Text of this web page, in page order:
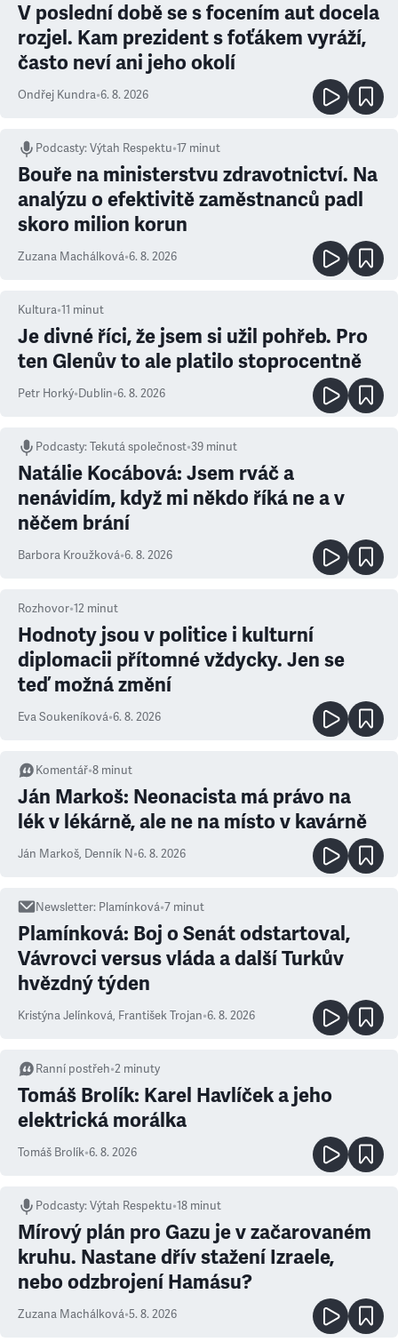
V poslední době se s focením aut docela
rozjel. Kam prezident s foťákem vyráží,
často neví ani jeho okolí
Ondřej Kundra•6. 8. 2026
Podcasty:Výtah Respektu•17 minut
Bouře na ministerstvu zdravotnictví. Na
analýzu o efektivitě zaměstnanců padl
skoro milion korun
Zuzana Machálková•6. 8. 2026
Kultura•11 minut
Je divné říci, že jsem si užil pohřeb. Pro
ten Glenův to ale platilo stoprocentně
Petr Horký•Dublin•6. 8. 2026
Podcasty:Tekutá společnost•39 minut
Natálie Kocábová: Jsem rváč a
nenávidím, když mi někdo říká ne a v
něčem brání
Barbora Kroužková•6. 8. 2026
Rozhovor•12 minut
Hodnoty jsou v politice i kulturní
diplomacii přítomné vždycky. Jen se
teď možná změní
Eva Soukeníková•6. 8. 2026
Komentář•8 minut
Ján Markoš: Neonacista má právo na
lék v lékárně, ale ne na místo v kavárně
Ján Markoš, Denník N•6. 8. 2026
Newsletter: Plamínková•7 minut
Plamínková: Boj o Senát odstartoval,
Vávrovci versus vláda a další Turkův
hvězdný týden
Kristýna Jelínková, František Trojan•6. 8. 2026
Ranní postřeh•2 minuty
Tomáš Brolík: Karel Havlíček a jeho
elektrická morálka
Tomáš Brolík•6. 8. 2026
Podcasty:Výtah Respektu•18 minut
Mírový plán pro Gazu je v začarovaném
kruhu. Nastane dřív stažení Izraele,
nebo odzbrojení Hamásu?
Zuzana Machálková•5. 8. 2026